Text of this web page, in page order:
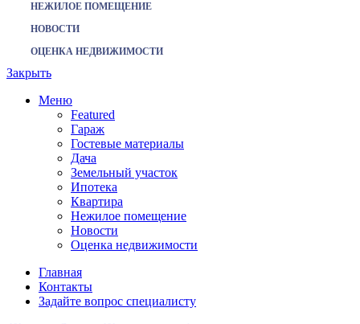
НЕЖИЛОЕ ПОМЕЩЕНИЕ
НОВОСТИ
ОЦЕНКА НЕДВИЖИМОСТИ
Закрыть
Меню
Featured
Гараж
Гостевые материалы
Дача
Земельный участок
Ипотека
Квартира
Нежилое помещение
Новости
Оценка недвижимости
Главная
Контакты
Задайте вопрос специалисту